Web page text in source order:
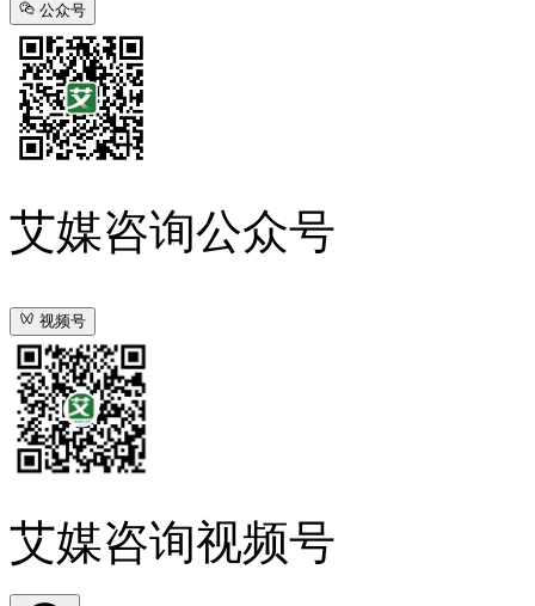
公众号
艾媒咨询公众号
视频号
艾媒咨询视频号